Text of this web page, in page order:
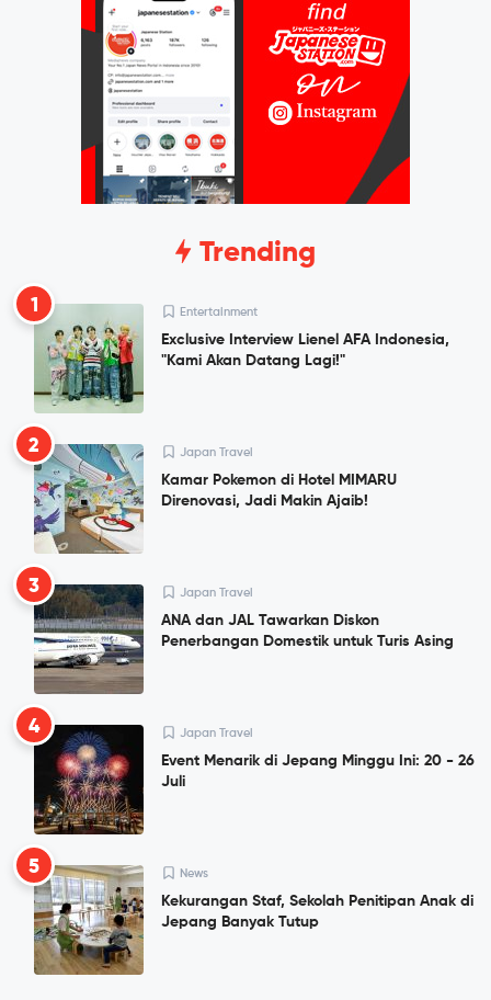
Trending
1 Entertainment
Exclusive Interview Lienel AFA Indonesia,
"Kami Akan Datang Lagi!"
2 Japan Travel
Kamar Pokemon di Hotel MIMARU
Direnovasi, Jadi Makin Ajaib!
3 Japan Travel
ANA dan JAL Tawarkan Diskon
Penerbangan Domestik untuk Turis Asing
4 Japan Travel
Event Menarik di Jepang Minggu Ini: 20 - 26
Juli
5 News
Kekurangan Staf, Sekolah Penitipan Anak di
Jepang Banyak Tutup